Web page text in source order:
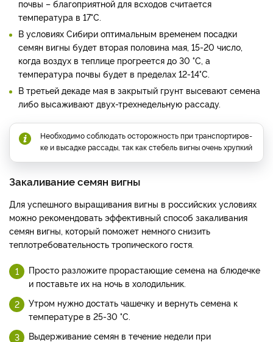
почвы – благоприятной для всходов считается
температура в 17°C.
В условиях Сибири оптимальным временем посадки
семян вигны будет вторая половина мая, 15-20 число,
когда воздух в теплице прогреется до 30 °C, а
температура почвы будет в пределах 12-14°C.
В третьей декаде мая в закрытый грунт высева­ют семена
либо высаживают двух-трехнедельную рассаду.
Необходимо соблюдать осто­рожность при транспортиров­
ке и высадке рассады, так как стебель вигны очень хрупкий
Закаливание семян вигны
Для успешного выращивания вигны в российских условиях
можно рекомендовать эффективный способ закаливания
семян вигны, который поможет немного снизить
теплотребовательность тропического гостя.
Просто разложите прорастающие семена на блюдечке
и поставьте их на ночь в холодильник.
Утром нужно достать чашечку и вернуть семена к
температуре в 25-30 °C.
Выдерживание семян в течение недели при